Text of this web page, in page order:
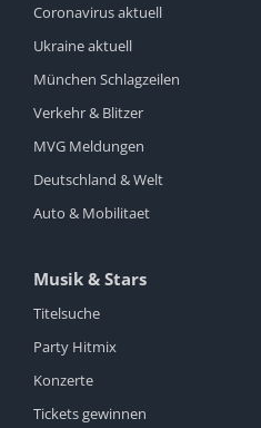
Coronavirus aktuell
Ukraine aktuell
München Schlagzeilen
Verkehr & Blitzer
MVG Meldungen
Deutschland & Welt
Auto & Mobilitaet
Musik & Stars
Titelsuche
Party Hitmix
Konzerte
Tickets gewinnen